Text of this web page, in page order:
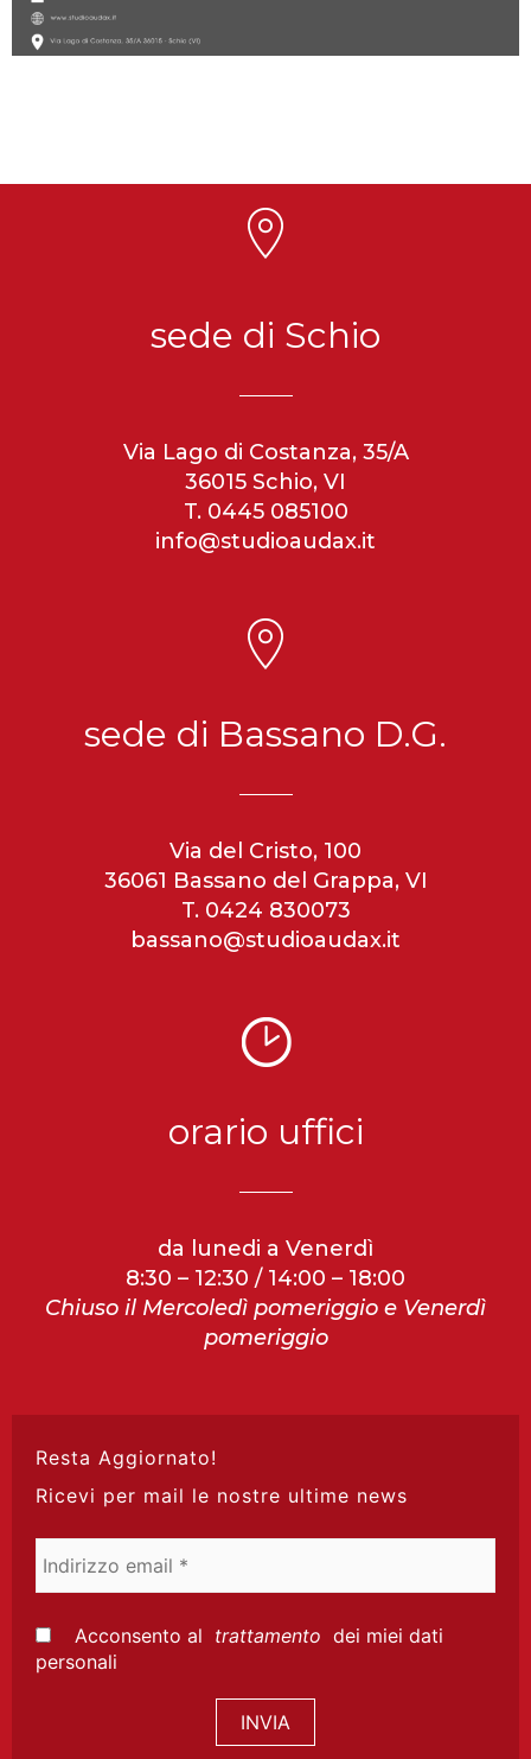
sede di Schio
Via Lago di Costanza, 35/A
36015 Schio, VI
T. 0445 085100
info@studioaudax.it
sede di Bassano D.G.
Via del Cristo, 100
36061 Bassano del Grappa, VI
T. 0424 830073
bassano@studioaudax.it
orario uffici
da lunedi a Venerdì
8:30 – 12:30 / 14:00 – 18:00
Chiuso il Mercoledì pomeriggio e Venerdì
pomeriggio
Resta Aggiornato!
Ricevi per mail le nostre ultime news
email
Acconsento al trattamento dei miei dati
personali